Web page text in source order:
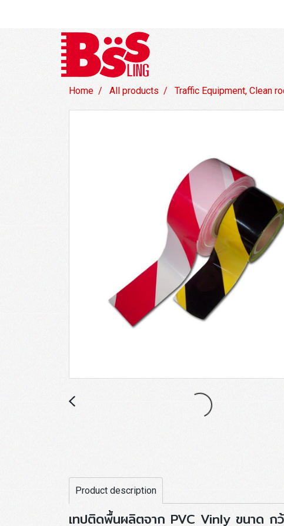
Home All products Traffic Equipment, Clean
Product description
เทปติดพื้นผลิตจาก PVC Vinly ขนาด ก